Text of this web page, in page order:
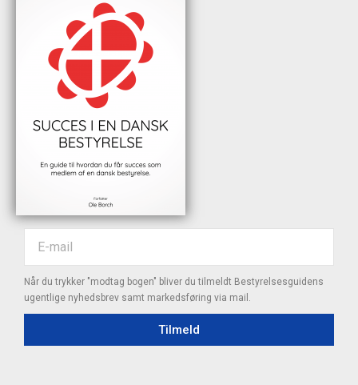
Når du trykker "modtag bogen" bliver du tilmeldt Bestyrelsesguidens
ugentlige nyhedsbrev samt markedsføring via mail.
Tilmeld